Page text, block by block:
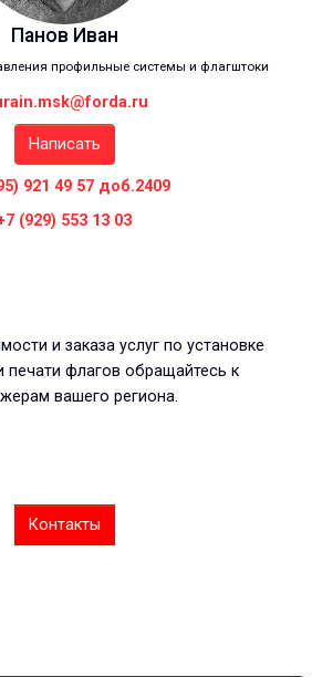
Панов Иван
профильные системы и флагштоки
Написать
921 49 57 доб.2409
(929) 553 13 03
и заказа услуг по установке
печати флагов обращайтесь к
вашего региона.
Контакты